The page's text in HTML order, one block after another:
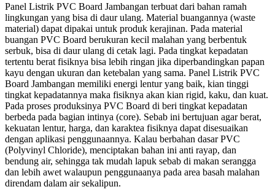
Panel Listrik PVC Board Jambangan terbuat dari bahan ramah
lingkungan yang bisa di daur ulang. Material buangannya (waste
material) dapat dipakai untuk produk kerajinan. Pada material
buangan PVC Board berukuran kecil malahan yang berbentuk
serbuk, bisa di daur ulang di cetak lagi. Pada tingkat kepadatan
tertentu berat fisiknya bisa lebih ringan jika diperbandingkan papan
kayu dengan ukuran dan ketebalan yang sama. Panel Listrik PVC
Board Jambangan memiliki energi lentur yang baik, kian tinggi
tingkat kepadatannya maka fisiknya akan kian rigid, kaku, dan kuat.
Pada proses produksinya PVC Board di beri tingkat kepadatan
berbeda pada bagian intinya (core). Sebab ini bertujuan agar berat,
kekuatan lentur, harga, dan karaktea fisiknya dapat disesuaikan
dengan aplikasi penggunaannya. Kalau berbahan dasar PVC
(Polyvinyl Chloride), menciptakan bahan ini anti rayap, dan
bendung air, sehingga tak mudah lapuk sebab di makan serangga
dan lebih awet walaupun penggunaanya pada area basah malahan
direndam dalam air sekalipun.